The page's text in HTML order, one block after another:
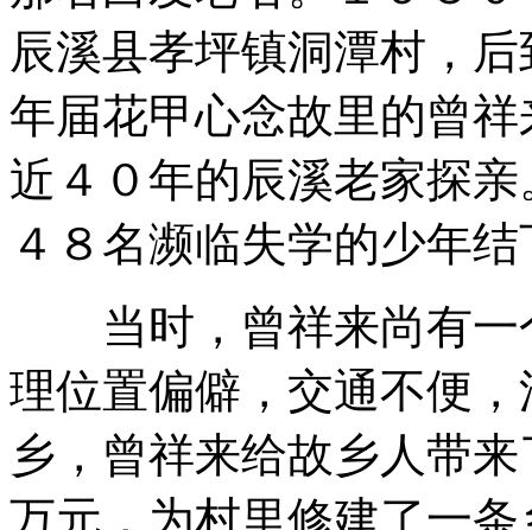
辰溪县孝坪镇洞潭村，
年届花甲心念故里的曾
近４０年的辰溪老家探
４８名濒临失学的少年
当时，曾祥来尚有一
理位置偏僻，交通不便
乡，曾祥来给故乡人带
万元，为村里修建了一